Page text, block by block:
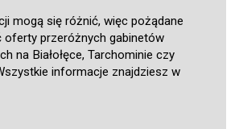
mogą się różnić, więc pożądane
oferty przeróżnych gabinetów
na Białołęce, Tarchominie czy
informacje znajdziesz w